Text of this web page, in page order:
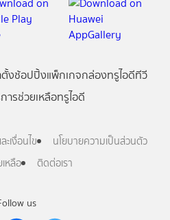
us
งช้อปปิ้งแพ็กเกจกล่องทรูไอดีทีวี
ารช่วยเหลือทรูไอดี
เงื่อนไข
นโยบายความเป็นส่วนตัว
หลือ
ติดต่อเรา